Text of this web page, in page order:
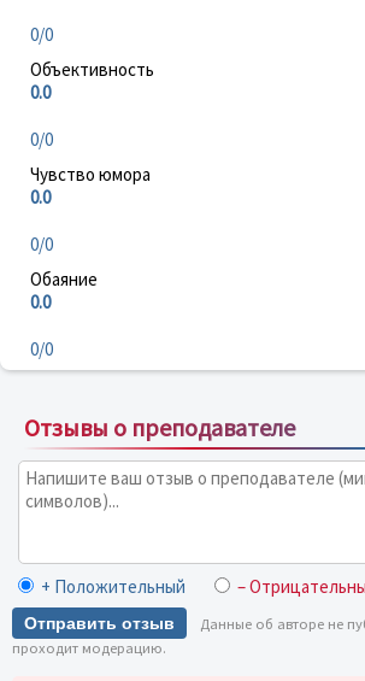
0/0
Объективность
0.0
0/0
Чувство юмора
0.0
0/0
Обаяние
0.0
0/0
Отзывы о преподавателе
+ Положительный –
Отправить отзыв
Данные об авторе не
проходит модерацию.